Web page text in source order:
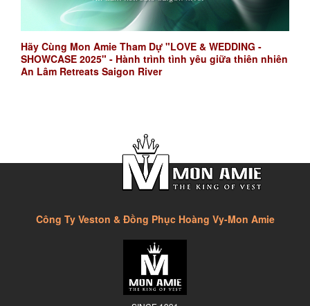
Hãy Cùng Mon Amie Tham Dự "LOVE & WEDDING -
SHOWCASE 2025" - Hành trình tình yêu giữa thiên nhiên
An Lâm Retreats Saigon River
Công Ty Veston & Đồng Phục Hoàng Vy-Mon Amie